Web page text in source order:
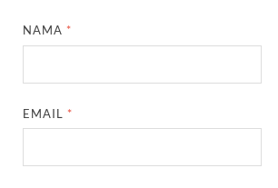
NAMA *
EMAIL *